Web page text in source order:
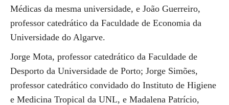
Médicas da mesma universidade, e João Guerreiro,
professor catedrático da Faculdade de Economia da
Universidade do Algarve.
Jorge Mota, professor catedrático da Faculdade de
Desporto da Universidade de Porto; Jorge Simões,
professor catedrático convidado do Instituto de Higiene
e Medicina Tropical da UNL, e Madalena Patrício,